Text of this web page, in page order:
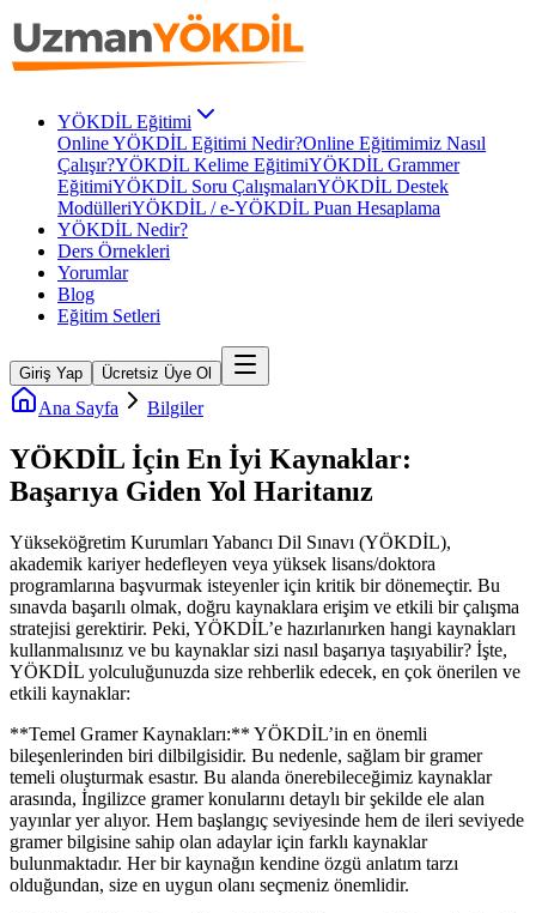
YÖKDİL Eğitimi
Online YÖKDİL Eğitimi Nedir?Online Eğitimimiz Nasıl
Çalışır?YÖKDİL Kelime EğitimiYÖKDİL Grammer
EğitimiYÖKDİL Soru ÇalışmalarıYÖKDİL Destek
ModülleriYÖKDİL / e-YÖKDİL Puan Hesaplama
YÖKDİL Nedir?
Ders Örnekleri
Yorumlar
Blog
Eğitim Setleri
Giriş Yap Ücretsiz Üye Ol
Ana Sayfa Bilgiler
YÖKDİL İçin En İyi Kaynaklar:
Başarıya Giden Yol Haritanız
Yükseköğretim Kurumları Yabancı Dil Sınavı (YÖKDİL),
akademik kariyer hedefleyen veya yüksek lisans/doktora
programlarına başvurmak isteyenler için kritik bir dönemeçtir. Bu
sınavda başarılı olmak, doğru kaynaklara erişim ve etkili bir çalışma
stratejisi gerektirir. Peki, YÖKDİL’e hazırlanırken hangi kaynakları
kullanmalısınız ve bu kaynaklar sizi nasıl başarıya taşıyabilir? İşte,
YÖKDİL yolculuğunuzda size rehberlik edecek, en çok önerilen ve
etkili kaynaklar:
**Temel Gramer Kaynakları:** YÖKDİL’in en önemli
bileşenlerinden biri dilbilgisidir. Bu nedenle, sağlam bir gramer
temeli oluşturmak esastır. Bu alanda önerebileceğimiz kaynaklar
arasında, İngilizce gramer konularını detaylı bir şekilde ele alan
yayınlar yer alıyor. Hem başlangıç seviyesinde hem de ileri seviyede
gramer bilgisine sahip olan adaylar için farklı kaynaklar
bulunmaktadır. Her bir kaynağın kendine özgü anlatım tarzı
olduğundan, size en uygun olanı seçmeniz önemlidir.